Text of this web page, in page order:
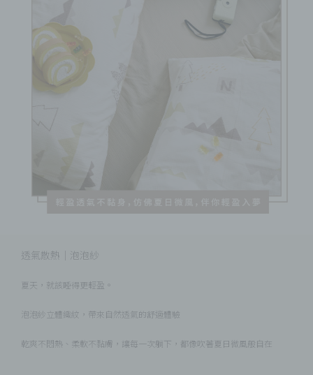
透氣散熱｜泡泡紗
夏天，就該睡得更輕盈。
泡泡紗立體織紋，帶來自然透氣的舒適體驗
乾爽不悶熱、柔軟不黏膚，讓每一次躺下，都像吹著夏日微風般自在